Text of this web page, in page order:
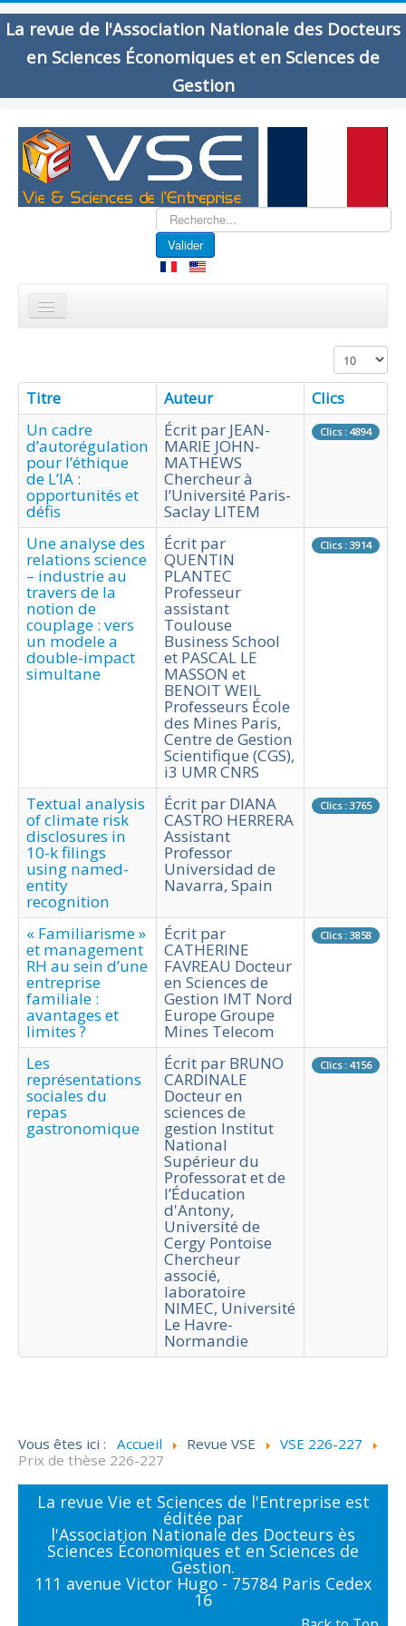
La revue de l'Association Nationale des Docteurs
en Sciences Économiques et en Sciences de
Gestion
Rechercher
Valider
Affichage #
Titre Auteur
Clics
Un cadre
d’autorégulation
pour l’éthique
de L’IA :
opportunités et
défis
Écrit par JEAN-
MARIE JOHN-
MATHEWS
Chercheur à
l’Université Paris-
Saclay LITEM
Clics : 4894
Une analyse des
relations science
– industrie au
travers de la
notion de
couplage : vers
un modele a
double-impact
simultane
Écrit par
QUENTIN
PLANTEC
Professeur
assistant
Toulouse
Business School
et PASCAL LE
MASSON et
BENOIT WEIL
Professeurs École
des Mines Paris,
Centre de Gestion
Scientifique (CGS),
i3 UMR CNRS
Clics : 3914
Textual analysis
of climate risk
disclosures in
10-k filings
using named-
entity
recognition
Écrit par DIANA
CASTRO HERRERA
Assistant
Professor
Universidad de
Navarra, Spain
Clics : 3765
« Familiarisme »
et management
RH au sein d’une
entreprise
familiale :
avantages et
limites ?
Écrit par
CATHERINE
FAVREAU Docteur
en Sciences de
Gestion IMT Nord
Europe Groupe
Mines Telecom
Clics : 3858
Les
représentations
sociales du
repas
gastronomique
Écrit par BRUNO
CARDINALE
Docteur en
sciences de
gestion Institut
National
Supérieur du
Professorat et de
l’Éducation
d'Antony,
Université de
Cergy Pontoise
Chercheur
associé,
laboratoire
NIMEC, Université
Le Havre-
Normandie
Clics : 4156
Vous êtes ici : Accueil Revue VSE
VSE 226-227
Prix de thèse 226-227
La revue Vie et Sciences de l'Entreprise est
éditée par
l'Association Nationale des Docteurs ès
Sciences Économiques et en Sciences de
Gestion.
111 avenue Victor Hugo - 75784 Paris Cedex
16